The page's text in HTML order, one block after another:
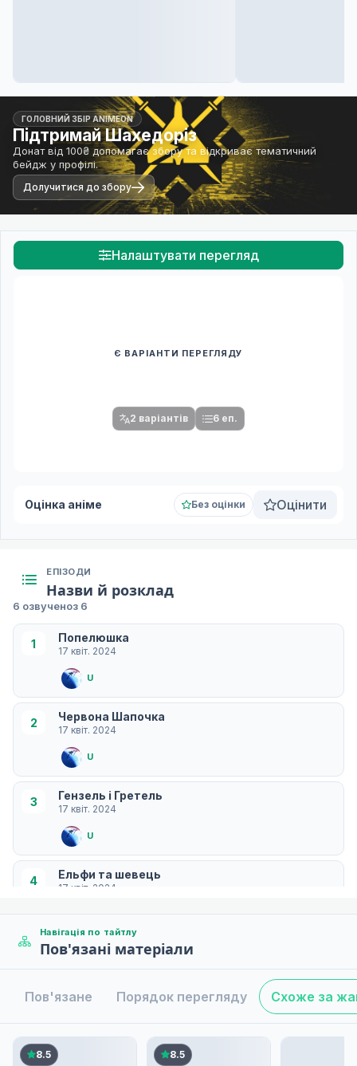
ГОЛОВНИЙ ЗБІР ANIMEON
Підтримай Шахедоріз
Донат від 100₴ допомагає збору та відкриває тематичний
бейдж у профілі.
Долучитися до збору
Налаштувати перегляд
Є ВАРІАНТИ ПЕРЕГЛЯДУ
2 варіантів 6 еп.
Оцінка аніме Без оцінки Оцінити
ЕПІЗОДИ
Назви й розклад
6 озвученоз 6
1 Попелюшка
17 квіт. 2024
U
2 Червона Шапочка
17 квіт. 2024
U
3 Гензель і Гретель
17 квіт. 2024
U
4 Ельфи та шевець
17 квіт. 2024
Міські музиканти Бремена
U
Навігація по тайтлу
Пов'язані матеріали
Пов'язане Порядок перегляду Схоже за
8.5 8.5